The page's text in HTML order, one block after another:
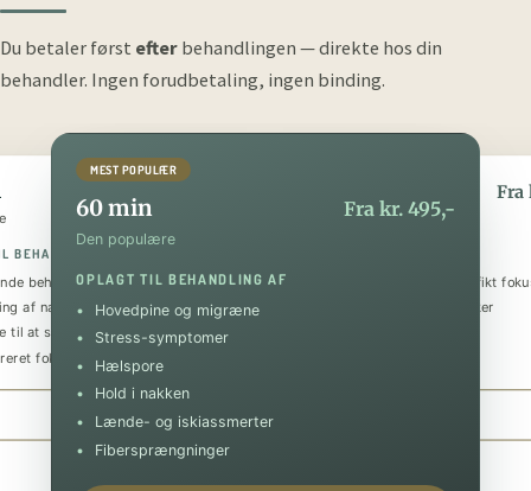
Du betaler først efter behandlingen — direkte hos din
behandler. Ingen forudbetaling, ingen binding.
BEHANDLING AF
behandling
af nakke og skuldre
til at sænke stressniveauet
fokus på specifik skade
Book 30 min
MEST POPULÆR
60 min Fra kr. 495,-
Den populære
OPLAGT TIL BEHANDLING AF
Hovedpine og migræne
Stress-symptomer
Hælspore
Hold i nakken
Lænde- og iskiassmerter
Fibersprængninger
Fra
Den luksuriøse
Helkropsmassage med et specifikt
Behandling af flere problematikker